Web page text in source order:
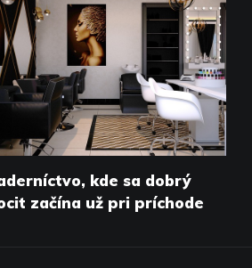
kde sa dobrý
začína už pri príchode